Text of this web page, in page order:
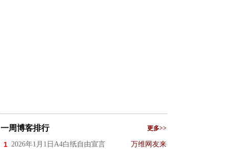
一周博客排行 更多>>
1 2026年1月1日A4白纸自由宣言 万维网友来